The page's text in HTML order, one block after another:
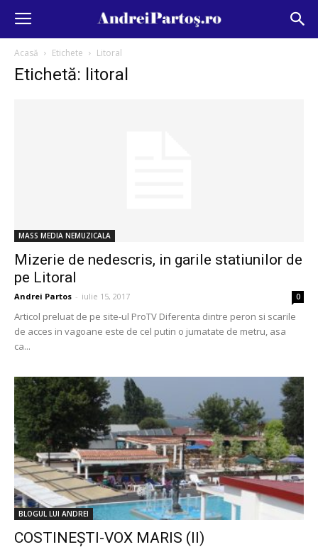
Acasă Etichete Litoral
Etichetă: litoral
MASS MEDIA NEMUZICALA
Mizerie de nedescris, in garile statiunilor de
pe Litoral
Andrei Partos - iulie 15, 2017 0
Articol preluat de pe site-ul ProTV Diferenta dintre peron si scarile
de acces in vagoane este de cel putin o jumatate de metru, asa
ca...
BLOGUL LUI ANDREI
COSTINEȘTI-VOX MARIS (II)